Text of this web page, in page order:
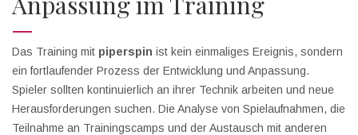
Das Training mit piperspin ist kein einmaliges Ereignis, sondern
ein fortlaufender Prozess der Entwicklung und Anpassung.
Spieler sollten kontinuierlich an ihrer Technik arbeiten und neue
Herausforderungen suchen. Die Analyse von Spielaufnahmen, die
Teilnahme an Trainingscamps und der Austausch mit anderen